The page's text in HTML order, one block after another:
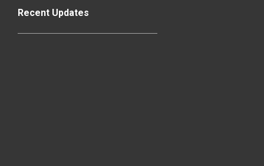
Recent Updates